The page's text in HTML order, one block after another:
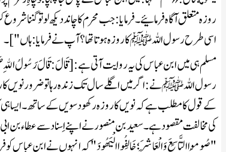
اسی طرح رسول اللہﷺ کا روزہ ہوتا تھا؟ آپ  نے فرمایا: ہاں"]۔